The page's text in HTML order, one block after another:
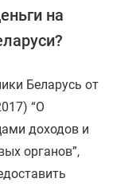
на
Беларусь от
“О
доходов и
органов”,